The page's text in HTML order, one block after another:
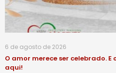
6 de agosto de 2026
O amor merece ser celebrado.
aqui!